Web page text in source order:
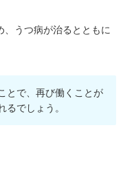
うつ病が治るとともに
とで、再び働くことが
るでしょう。